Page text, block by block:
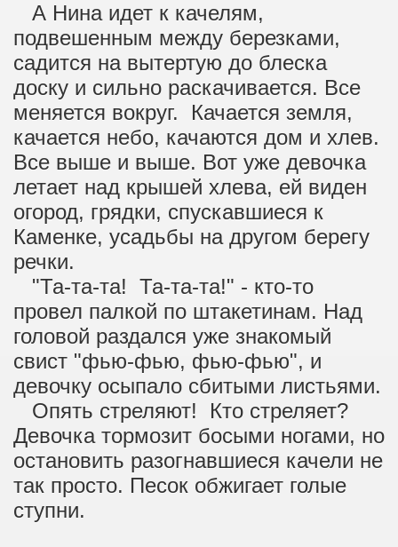
А Нина идет к качелям,
подвешенным между березками,
садится на вытертую до блеска
доску и сильно раскачивается. Все
меняется вокруг. Качается земля,
качается небо, качаются дом и хлев.
Все выше и выше. Вот уже девочка
летает над крышей хлева, ей виден
огород, грядки, спускавшиеся к
Каменке, усадьбы на другом берегу
речки.
"Та-та-та! Та-та-та!" - кто-то
провел палкой по штакетинам. Над
головой раздался уже знакомый
свист "фью-фью, фью-фью", и
девочку осыпало сбитыми листьями.
Опять стреляют! Кто стреляет?
Девочка тормозит босыми ногами, но
остановить разогнавшиеся качели не
так просто. Песок обжигает голые
ступни.